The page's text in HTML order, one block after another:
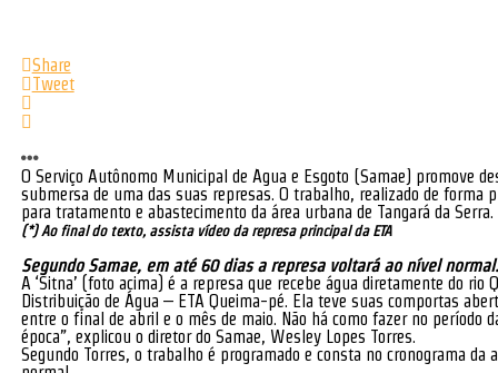
Share
Tweet
O Serviço Autônomo Municipal de Água e Esgoto (Samae) promove
submersa de uma das suas represas. O trabalho, realizado de forma
para tratamento e abastecimento da área urbana de Tangará da Serra.
(*) Ao final do texto, assista vídeo da represa principal da ETA
Segundo Samae, em até 60 dias a represa voltará ao nível normal.
A ‘Sitna’ (foto acima) é a represa que recebe água diretamente do
Distribuição de Água – ETA Queima-pé. Ela teve suas comportas
entre o final de abril e o mês de maio. Não há como fazer no período
época”, explicou o diretor do Samae, Wesley Lopes Torres.
Segundo Torres, o trabalho é programado e consta no cronograma